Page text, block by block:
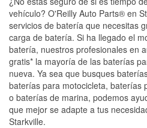
vehículo? O'Reilly Auto Parts® en
servicios de batería que necesitas
carga de batería. Si ha llegado el
batería, nuestros profesionales en
gratis* la mayoría de las baterías
nueva. Ya sea que busques
baterías para motocicleta, baterías
o baterías de marina, podemos
que mejor se adapte a tus
Starkville.